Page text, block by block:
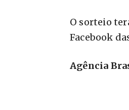
O sorteio
Facebook
Agência